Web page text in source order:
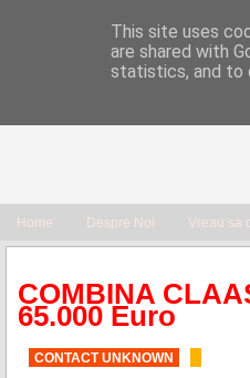
Home Despre Noi Vreau sa
COMBINA
65.000 Euro
CONTACT UNKNOWN
This site uses
are shared with
statistics, and to